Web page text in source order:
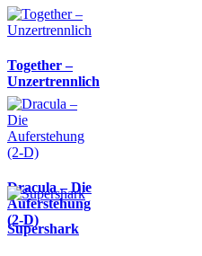
Together –
Unzertrennlich
Dracula – Die
Auferstehung
(2-D)
Supershark